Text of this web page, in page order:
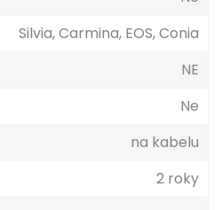
Silvia, Carmina, EOS, Conia
NE
Ne
na kabelu
2 roky